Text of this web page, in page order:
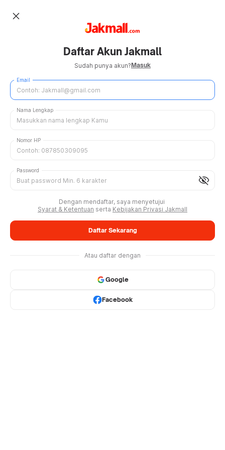
close
Daftar Akun Jakmall
Sudah punya akun?Masuk
Email
Nama Lengkap
Nomor HP
visibility_off
Password
Dengan mendaftar, saya menyetujui
Syarat & Ketentuan serta Kebijakan Privasi Jakmall
Daftar Sekarang
Atau daftar dengan
Google
Facebook